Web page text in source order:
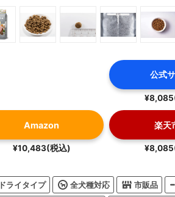
公式
Amazon
¥10,483(税込)
楽天
ドライタイプ 全犬種対応 市販品